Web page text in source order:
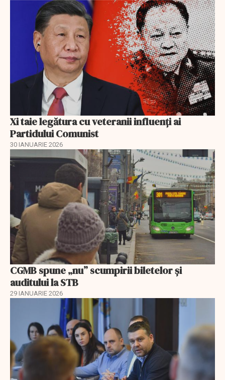
Xi taie legătura cu veteranii influenți ai
Partidului Comunist
30 IANUARIE 2026
CGMB spune „nu” scumpirii biletelor și
auditului la STB
29 IANUARIE 2026